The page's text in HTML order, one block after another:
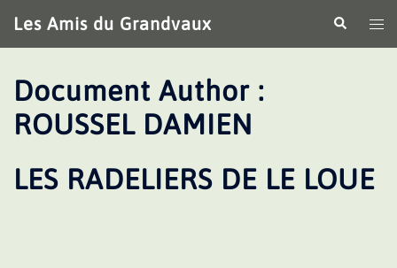
au
contenu
Les Amis du Grandvaux
le
Document Author :
ROUSSEL DAMIEN
LES RADELIERS DE LE LOUE